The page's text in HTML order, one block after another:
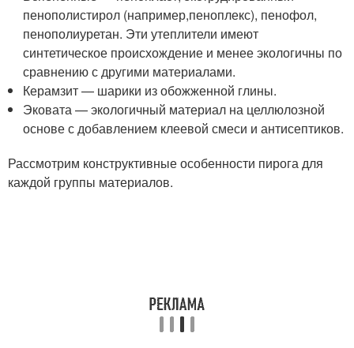
пенополистирол (например,пеноплекс), пенофол,
пенополиуретан. Эти утеплители имеют
синтетическое происхождение и менее экологичны по
сравнению с другими материалами.
Керамзит — шарики из обожженной глины.
Эковата — экологичный материал на целлюлозной
основе с добавлением клеевой смеси и антисептиков.
Рассмотрим конструктивные особенности пирога для
каждой группы материалов.